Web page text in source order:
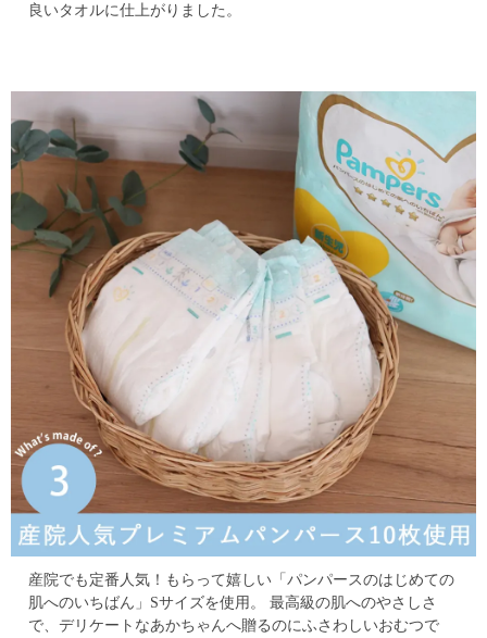
良いタオルに仕上がりました。
産院でも定番人気！もらって嬉しい「パンパースのはじめての
肌へのいちばん」Sサイズを使用。
最高級の肌へのやさしさ
で、デリケートなあかちゃんへ贈るのにふさわしいおむつで